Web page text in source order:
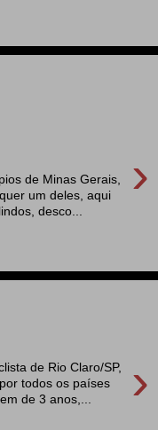
›
de Minas Gerais,
um deles, aqui
desco...
›
de Rio Claro/SP,
todos os países
de 3 anos,...